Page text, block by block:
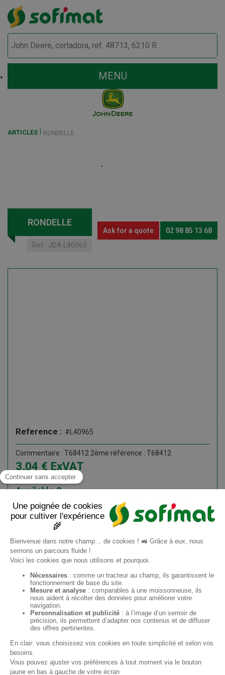
MENU
ARTICLES RONDELLE
RONDELLE
Ref : JDA L40965
Ask for a quote 02 98 85 13 68
Reference : #L40965
Commentaire : T68412 2ème référence : T68412
3,04 € ExVAT
3,65€ ATI
8
Available
Add to cart
ES
Sofimat
Contacto